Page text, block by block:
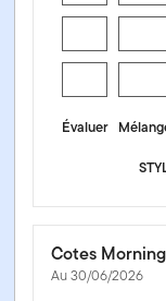
Évaluer
Cotes
Au 30/06/2026